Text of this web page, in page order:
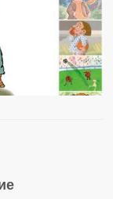
феномен